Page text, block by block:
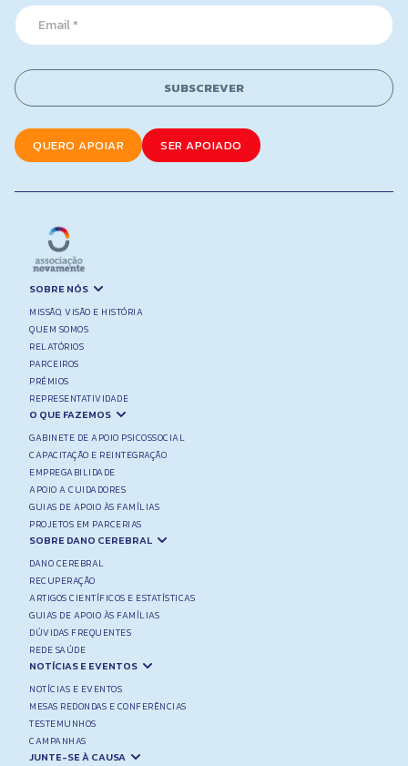
*
*
E
m
a
l
*
SUBSCREVER
QUERO APOIAR SER APOIADO
SOBRE NÓS
MISSÃO, VISÃO E HISTÓRIA
QUEM SOMOS
RELATÓRIOS
PARCEIROS
PRÉMIOS
REPRESENTATIVIDADE
O QUE FAZEMOS
GABINETE DE APOIO PSICOSSOCIAL
CAPACITAÇÃO E REINTEGRAÇÃO
EMPREGABILIDADE
APOIO A CUIDADORES
GUIAS DE APOIO ÀS FAMÍLIAS
PROJETOS EM PARCERIAS
SOBRE DANO CEREBRAL
DANO CEREBRAL
RECUPERAÇÃO
ARTIGOS CIENTÍFICOS E ESTATÍSTICAS
GUIAS DE APOIO ÀS FAMÍLIAS
DÚVIDAS FREQUENTES
REDE SAÚDE
NOTÍCIAS E EVENTOS
NOTÍCIAS E EVENTOS
MESAS REDONDAS E CONFERÊNCIAS
TESTEMUNHOS
CAMPANHAS
JUNTE-SE À CAUSA